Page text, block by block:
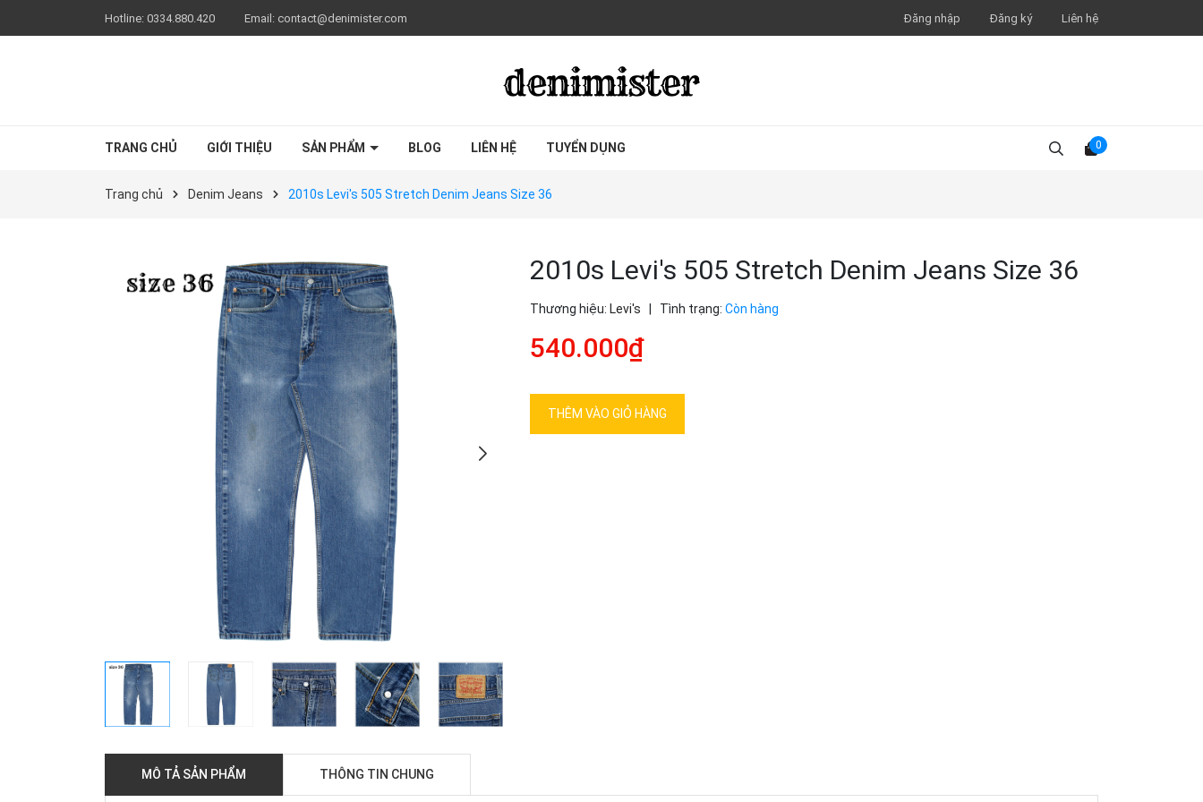
Hotline: 0334.880.420 Email: contact@denimister.com Đăng nhập Đăng ký Liên hệ
TRANG CHỦ GIỚI THIỆU SẢN PHẨM BLOG LIÊN HỆ TUYỂN DỤNG 0
Trang chủ Denim Jeans 2010s Levi's 505 Stretch Denim Jeans Size 36
2010s Levi's 505 Stretch Denim Jeans Size 36
Thương hiệu: Levi's Tình trạng: Còn hàng
540.000₫
THÊM VÀO GIỎ HÀNG
MÔ TẢ SẢN PHẨM THÔNG TIN CHUNG